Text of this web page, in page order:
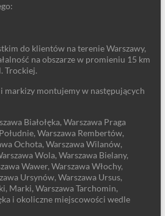
do klientów na terenie Warszawy,
na obszarze w promieniu 15 km
Trockiej.
markizy montujemy w następujących
Białołęka, Warszawa Praga
Warszawa Rembertów,
Ochota, Warszawa Wilanów,
Wola, Warszawa Bielany,
Wawer, Warszawa Włochy,
Ursynów, Warszawa Ursus,
Marki, Warszawa Tarchomin,
i okoliczne miejscowości wedle